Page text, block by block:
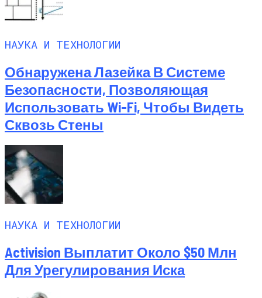
НАУКА И ТЕХНОЛОГИИ
Обнаружена Лазейка В Системе
Безопасности, Позволяющая
Использовать Wi-Fi, Чтобы Видеть
Сквозь Стены
НАУКА И ТЕХНОЛОГИИ
Activision Выплатит Около $50 Млн
Для Урегулирования Иска